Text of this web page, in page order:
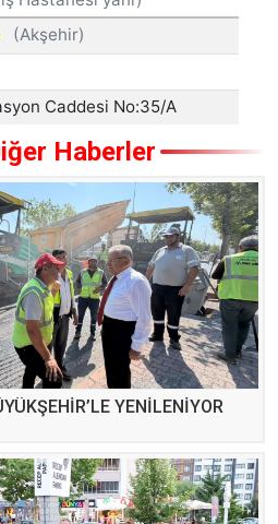
Haberler
YENİLENİYOR